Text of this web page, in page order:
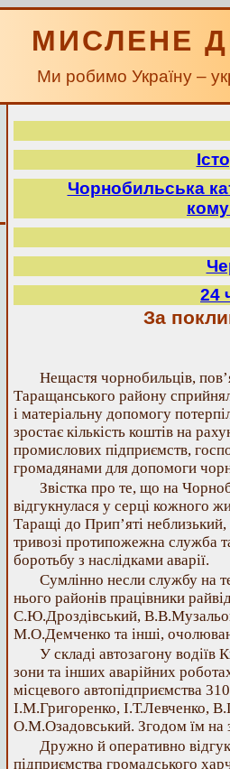
МИСЛЕНЕ
Ми робимо Україну –
Чорнобильська
24
За
Нещастя чорнобильців,
Таращанського району
і матеріальну допомогу
зростає кількість коштів на
промислових підприємств,
громадянами для допомоги
Звістка про те, що на
відгукнулася у серці кожного
Таращі до Прип’яті неблизький,
тривозі протипожежна служба
боротьбу з наслідками аварії.
Сумлінно несли службу на
нього районів працівники
С.Ю.Дроздівський,
М.О.Демченко та інші,
У складі автозагону водіїв
зони та інших аварійних
місцевого автопідприємства
І.М.Григоренко, І.Т.Левченко,
О.М.Озадовський. Згодом їм на
Дружно й оперативно
підприємства громадського